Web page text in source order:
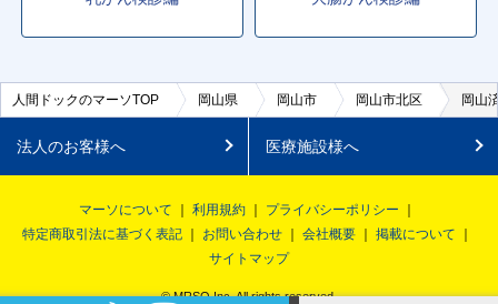
人間ドックのマーソTOP 岡山県 岡山市 岡山市北区 岡山
法人のお客様へ 医療施設様へ
マーソについて 利用規約
プライバシーポリシー
特定商取引法に基づく表記
お問い合わせ 会社概要
掲載について
サイトマップ
© MRSO Inc. All rights reserved.